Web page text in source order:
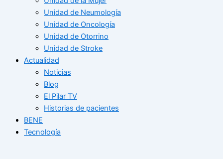
Unidad de Neumología
Unidad de Oncología
Unidad de Otorrino
Unidad de Stroke
Actualidad
Noticias
Blog
El Pilar TV
Historias de pacientes
BENE
Tecnología